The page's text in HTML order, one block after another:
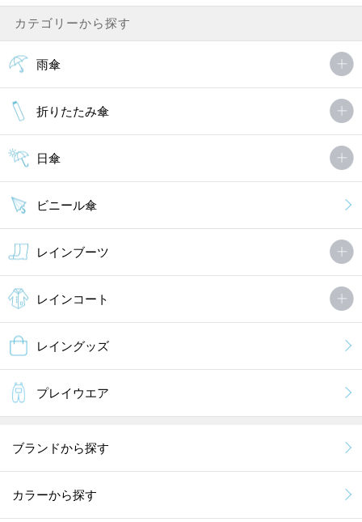
カテゴリーから探す
雨傘
折りたたみ傘
日傘
ビニール傘
レインブーツ
レインコート
レイングッズ
プレイウエア
ブランドから探す
カラーから探す